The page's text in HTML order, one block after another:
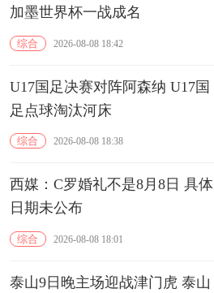
加墨世界杯一战成名
综合 2026-08-08 18:42
U17国足决赛对阵阿森纳 U17国
足点球淘汰河床
综合 2026-08-08 18:38
西媒：C罗婚礼不是8月8日 具体
日期未公布
综合 2026-08-08 18:01
泰山9日晚主场迎战津门虎 泰山